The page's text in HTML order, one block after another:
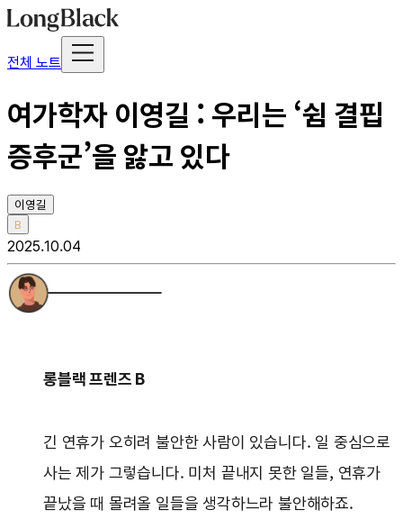
전체 노트
여가학자 이영길 : 우리는 ‘쉼 결핍
증후군’을 앓고 있다
이영길
B
2025.10.04
롱블랙 프렌즈 B
긴 연휴가 오히려 불안한 사람이 있습니다. 일 중심으로
사는 제가 그렇습니다. 미처 끝내지 못한 일들, 연휴가
끝났을 때 몰려올 일들을 생각하느라 불안해하죠.